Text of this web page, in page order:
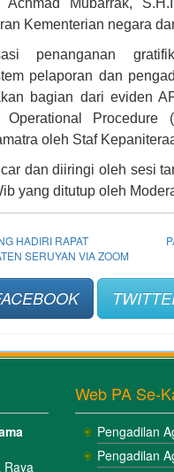
Kementerian negara
penanganan
pelaporan dan
bagian dari eviden
Operational
oleh Staf
dan diiringi oleh sesi
yang ditutup oleh
HADIRI RAPAT
SERUYAN VIA ZOOM
Raya
Web PA Se-
Pengadilan
Pengadilan